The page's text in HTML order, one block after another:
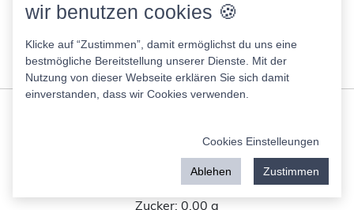
Fett:7.90 g
KH:5.30 g
Zucker:
4.90 g
25.70 g
11.80 g
0.00 g
Zucker: 0.00 g
wir benutzen cookies 🍪
Klicke auf “Zustimmen”, damit ermöglichst du uns eine
bestmögliche Bereitstellung unserer Dienste. Mit der
Nutzung von dieser Webseite erklären Sie sich damit
einverstanden, dass wir Cookies verwenden.
Cookies Einstelleungen
Ablehen Zustimmen